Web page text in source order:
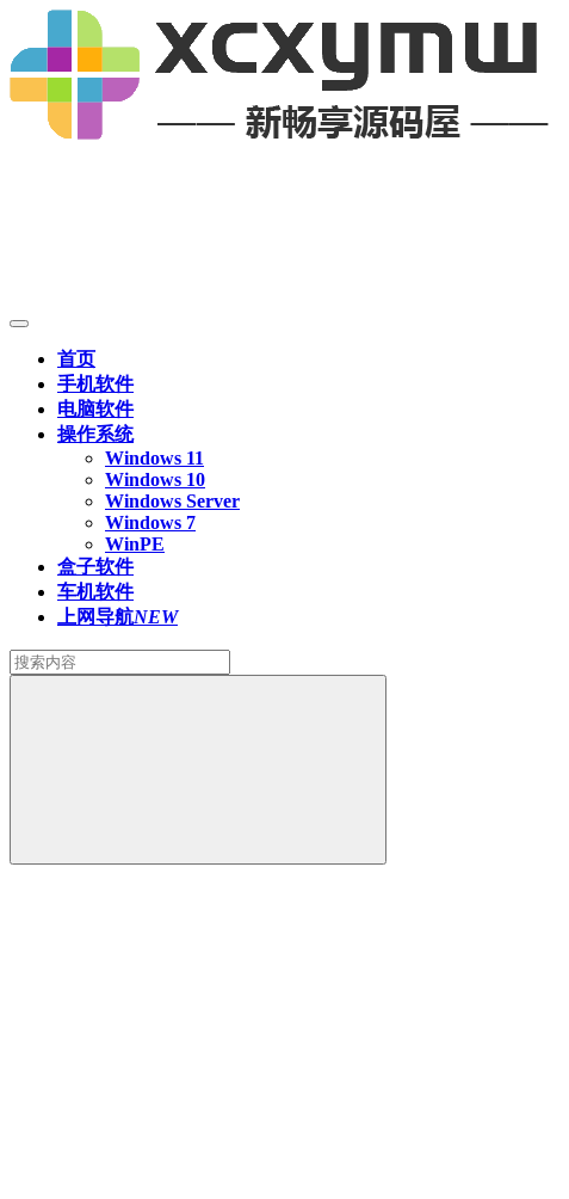
首页
手机软件
电脑软件
操作系统
Windows 11
Windows 10
Windows Server
Windows 7
WinPE
盒子软件
车机软件
上网导航NEW